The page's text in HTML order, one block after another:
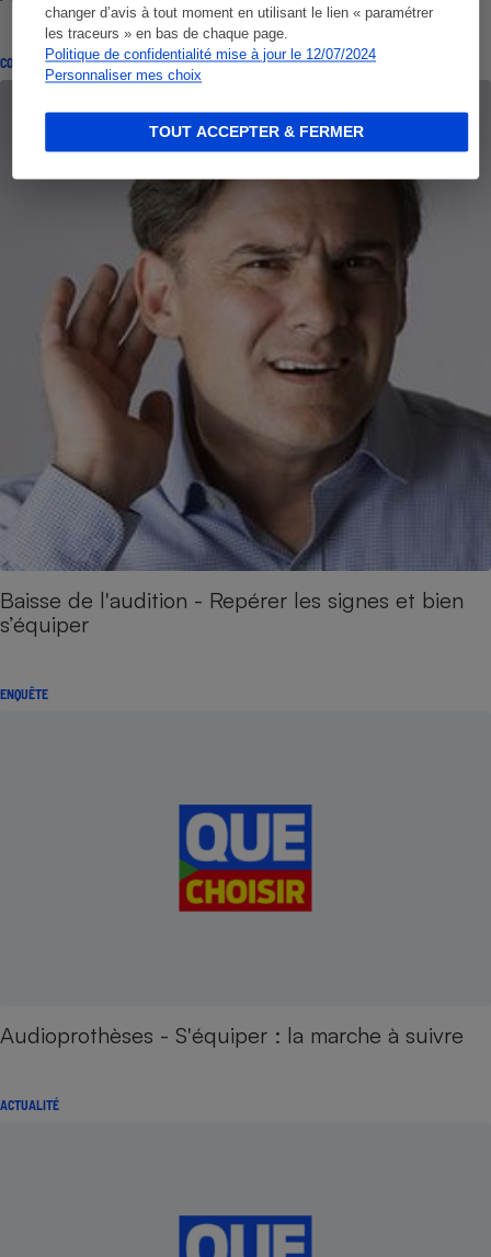
changer d’avis à tout moment en utilisant le lien « paramétrer
les traceurs » en bas de chaque page.
Politique de confidentialité mise à jour le 12/07/2024
Personnaliser mes choix
TOUT ACCEPTER & FERMER
CONSEILS
Baisse de l'audition - Repérer les signes et bien
s’équiper
ENQUÊTE
Audioprothèses - S'équiper : la marche à suivre
ACTUALITÉ